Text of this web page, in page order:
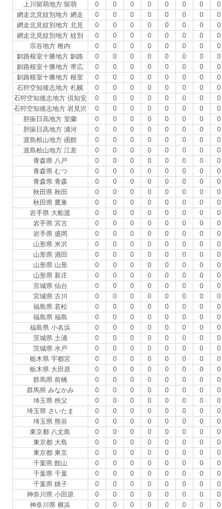
上川留萌地方 留萌
0 0 0 0 0 0 0
0
網走北見紋別地方 網走
0 0 0 0 0 0 0
0
網走北見紋別地方 北見
0 0 0 0 0 0 0
0
網走北見紋別地方 紋別
0 0 0 0 0 0 0
0
宗谷地方 稚内
0 0 0 0 0 0 0
0
釧路根室十勝地方 釧路
0 0 0 0 0 0 0
0
釧路根室十勝地方 帯広
0 0 0 0 0 0 0
0
釧路根室十勝地方 根室
0 0 0 0 0 0 0
0
石狩空知後志地方 札幌
0 0 0 0 0 0 0
0
石狩空知後志地方 倶知安
0 0 0 0 0 0 0
0
石狩空知後志地方 岩見沢
0 0 0 0 0 0 0
0
胆振日高地方 室蘭
0 0 0 0 0 0 0
0
胆振日高地方 浦河
0 0 0 0 0 0 0
0
渡島桧山地方 函館
0 0 0 0 0 0 0
0
渡島桧山地方 江差
0 0 0 0 0 0 0
0
青森県 八戸
0 0 0 0 0 0 0
0
青森県 むつ
0 0 0 0 0 0 0
0
青森県 青森
0 0 0 0 0 0 0
0
秋田県 秋田
0 0 0 0 0 0 0
0
秋田県 鷹巣
0 0 0 0 0 0 0
0
岩手県 大船渡
0 0 0 0 0 0 0
0
岩手県 宮古
0 0 0 0 0 0 0
0
岩手県 盛岡
0 0 0 0 0 0 0
0
山形県 米沢
0 0 0 0 0 0 0
0
山形県 酒田
0 0 0 0 0 0 0
0
山形県 山形
0 0 0 0 0 0 0
0
山形県 新庄
0 0 0 0 0 0 0
0
宮城県 仙台
0 0 0 0 0 0 0
0
宮城県 古川
0 0 0 0 0 0 0
0
福島県 若松
0 0 0 0 0 0 0
0
福島県 福島
0 0 0 0 0 0 0
0
福島県 小名浜
0 0 0 0 0 0 0
0
茨城県 土浦
0 0 0 0 0 0 0
0
茨城県 水戸
0 0 0 0 0 0 0
0
栃木県 宇都宮
0 0 0 0 0 0 0
0
栃木県 大田原
0 0 0 0 0 0 0
0
群馬県 前橋
0 0 0 0 0 0 0
0
群馬県 みなかみ
0 0 0 0 0 0 0
0
埼玉県 秩父
0 0 0 0 0 0 0
0
埼玉県 さいたま
0 0 0 0 0 0 0
0
埼玉県 熊谷
0 0 0 0 0 0 0
0
東京都 八丈島
0 0 0 0 0 0 0
0
東京都 大島
0 0 0 0 0 0 0
0
東京都 東京
0 0 0 0 0 0 0
0
千葉県 館山
0 0 0 0 0 0 0
0
千葉県 千葉
0 0 0 0 0 0 0
0
千葉県 銚子
0 0 0 0 0 0 0
0
神奈川県 小田原
0 0 0 0 0 0 0
0
神奈川県 横浜
0 0 0 0 0 0 0
0